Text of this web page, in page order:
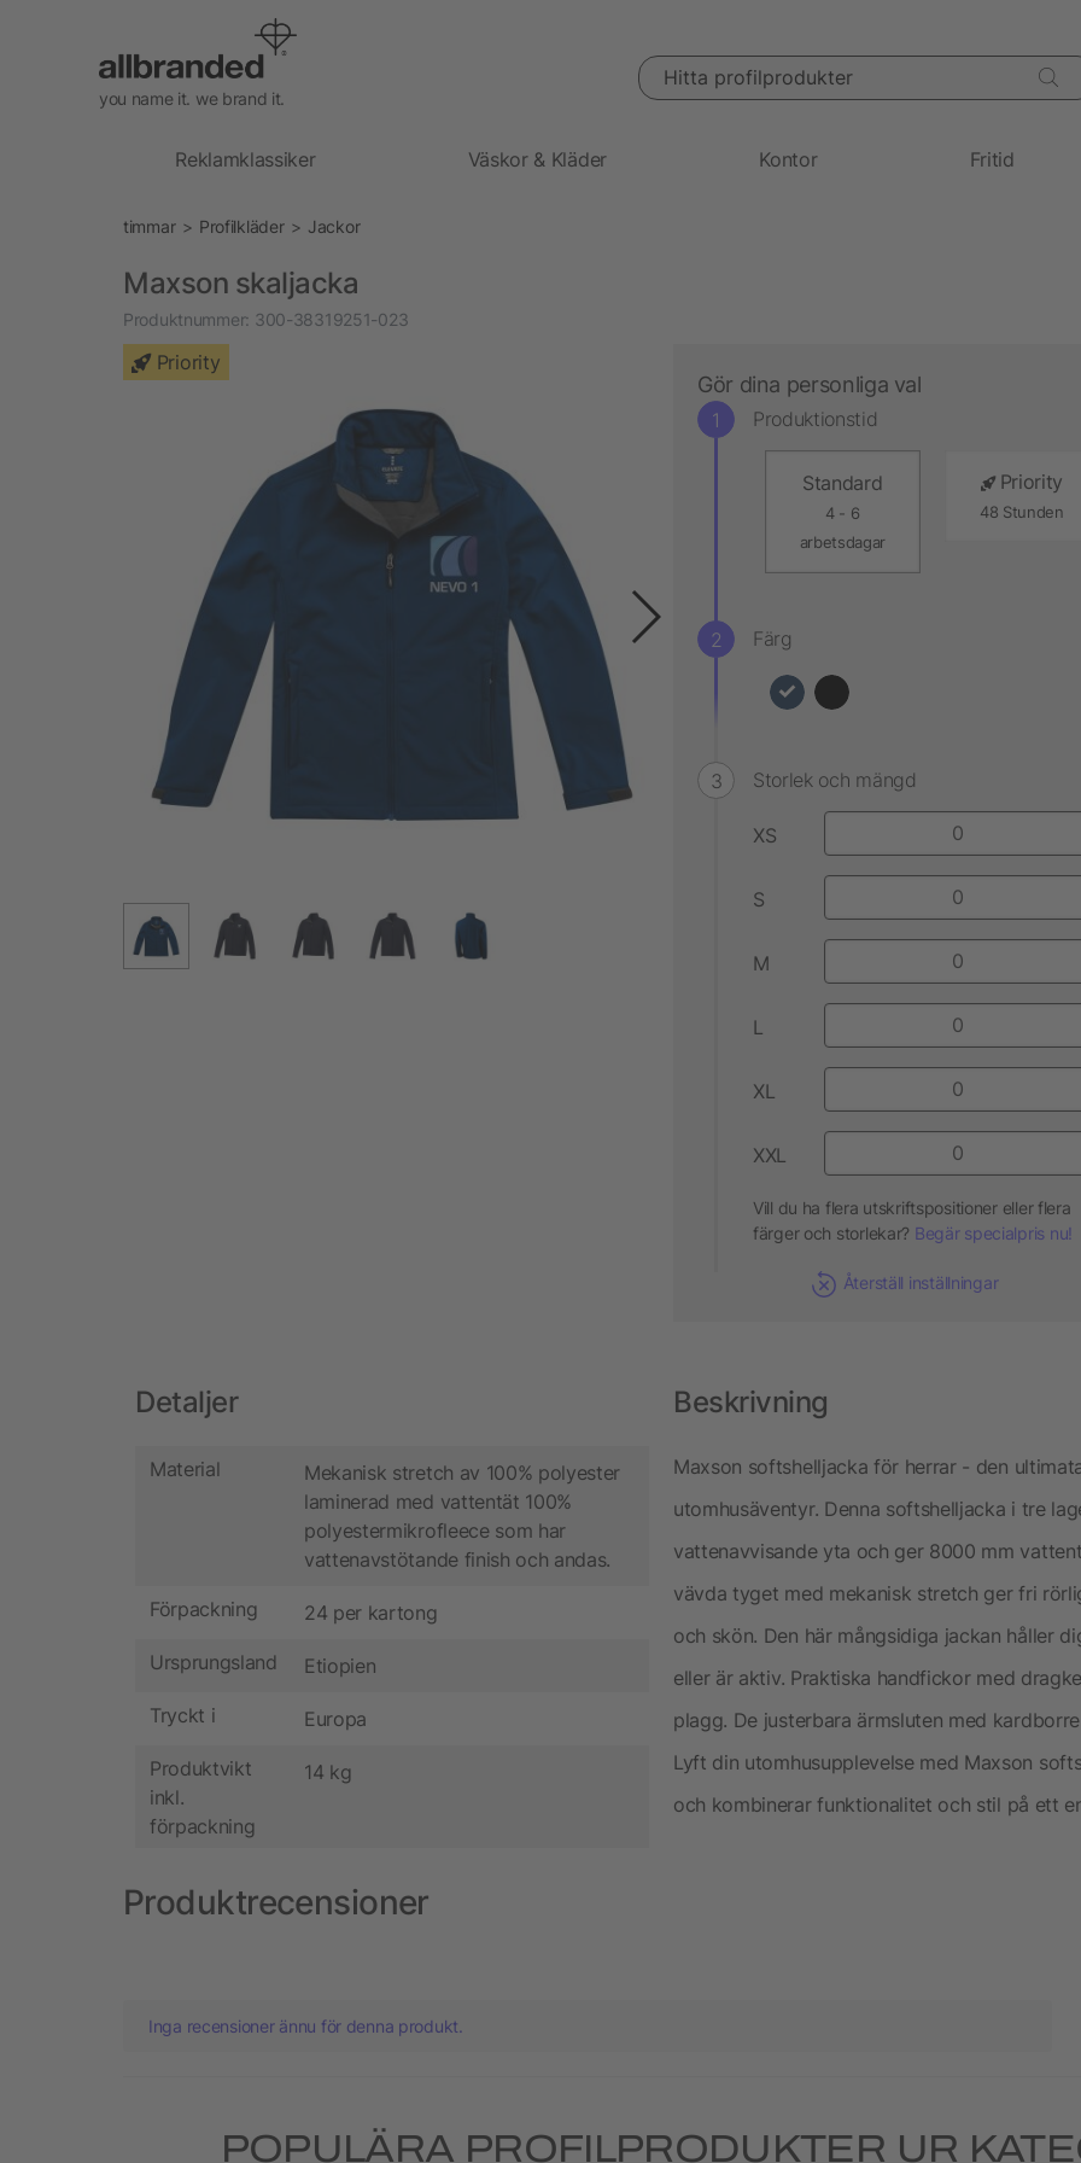
you name it. we brand it.
Hitta profilprodukter
Reklamklassiker Väskor & Kläder Kontor Fritid
timmar Profilkläder Jackor
Maxson skaljacka
Produktnummer: 300-38319251-023
Priority
Gör dina personliga val
Produktionstid
Standard
4 - 6
arbetsdagar
Priority
48 Stunden
Färg
Storlek och mängd
XS
S
M
L
XL
XXL
Vill du ha flera utskriftspositioner eller flera
färger och storlekar? Begär specialpris nu!
Återställ inställningar
Detaljer
Material
Mekanisk stretch av 100% polyester
laminerad med vattentät 100%
polyestermikrofleece som har
vattenavstötande finish och andas.
Förpackning 24 per kartong
Ursprungsland Etiopien
Tryckt i Europa
Produktvikt
inkl.
förpackning
14 kg
Beskrivning
Maxson softshelljacka för herrar - den
utomhusäventyr. Denna softshelljacka i tre
vattenavvisande yta och ger 8000 mm
vävda tyget med mekanisk stretch ger fri
och skön. Den här mångsidiga jackan håller
eller är aktiv. Praktiska handfickor med
plagg. De justerbara ärmsluten med
Lyft din utomhusupplevelse med Maxson
och kombinerar funktionalitet och stil på ett
Produktrecensioner
Inga recensioner ännu för denna produkt.
POPULÄRA PROFILPRODUKTER UR